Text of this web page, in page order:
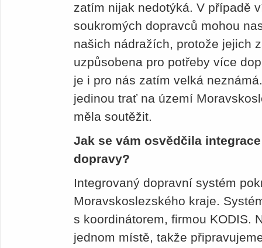
zatím nijak nedotýká. V případě
soukromých dopravců mohou
našich nádražích, protože jejich
uzpůsobena pro potřeby více
je i pro nás zatím velká
jedinou trať na území
měla soutěžit.
Jak se vám osvědčila
dopravy?
Integrovaný dopravní systém
Moravskoslezského kraje.
s koordinátorem, firmou KODIS.
jednom místě, takže